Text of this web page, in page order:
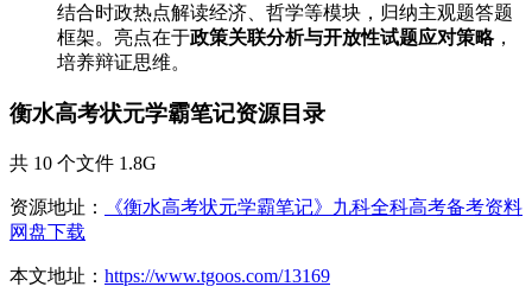
结合时政热点解读经济、哲学等模块，归纳主观题答题
框架。亮点在于政策关联分析与开放性试题应对策略，
培养辩证思维。
衡水高考状元学霸笔记资源目录
共 10 个文件 1.8G
资源地址：
《衡水高考状元学霸笔记》九科全科高考备考资料
网盘下载
本文地址： https://www.tgoos.com/13169